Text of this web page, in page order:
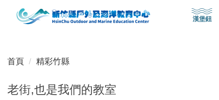
內
區
漢堡鈕
首頁 精彩竹縣
老街,也是我們的教室